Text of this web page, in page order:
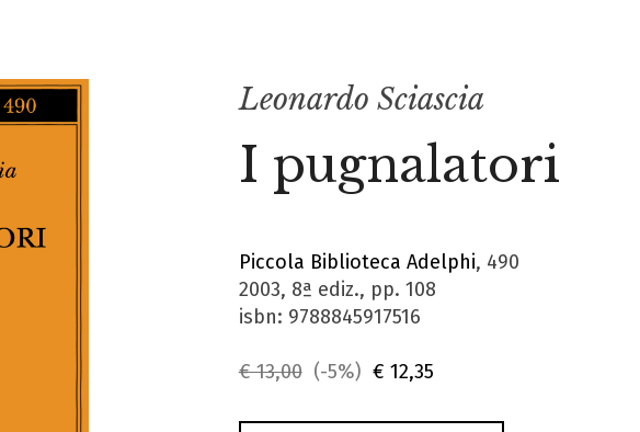
Leonardo Sciascia
I pugnalatori
Piccola Biblioteca Adelphi, 490
2003, 8ª ediz., pp. 108
isbn: 9788845917516
€ 13,00 (-5%) € 12,35